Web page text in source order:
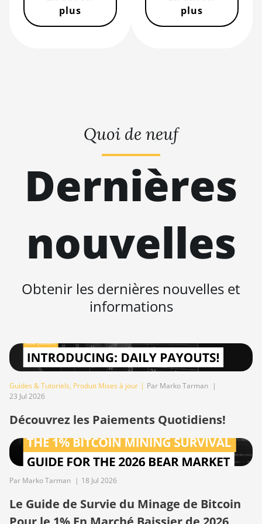
S17 Pro (50Th)
BITMAIN AntMiner
BITMAIN AntMiner
S19 Pro Hyd.
BITMAIN AntMiner
S19 Pro+ Hyd
(198Th)
S19 Pro+ Hyd.
(191Th)
S19 XP (140Th)
BITMAIN AntMiner
BITMAIN AntMiner
S19 XP+ Hyd
(279Th)
S19j Pro (104Th)
BITMAIN AntMiner
S19j Pro+ (120Th)
BITMAIN AntMiner
S19j Pro++ (125Th)
plus
plus
Quoi de neuf
Dernières
nouvelles
Obtenir les dernières nouvelles et
informations
Guides & Tutoriels, Produit Mises à jour | Par Marko Tarman |
23 Jul 2026
Découvrez les Paiements Quotidiens!
Par Marko Tarman | 18 Jul 2026
Le Guide de Survie du Minage de Bitcoin